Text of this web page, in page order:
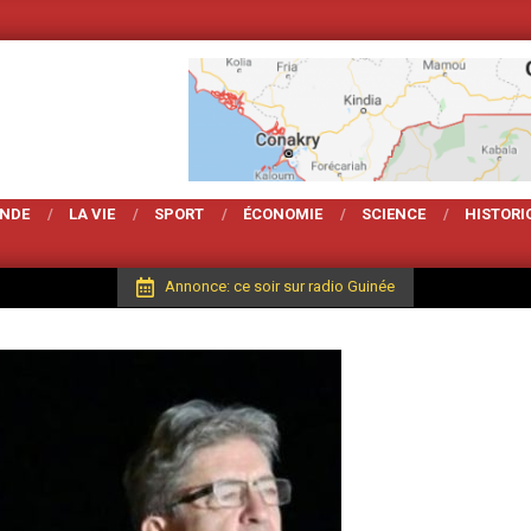
Votre Magarzine
LA VIE SPORT ÉCONOMIE SCIENCE
Annonce: ce soir sur radio Guinée